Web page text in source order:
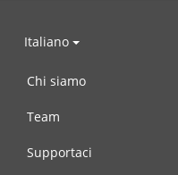
Italiano
Chi siamo
Team
Supportaci